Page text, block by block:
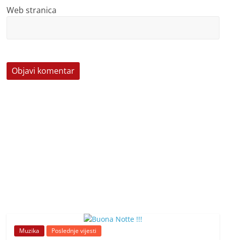
Web stranica
Muzika Poslednje vijesti